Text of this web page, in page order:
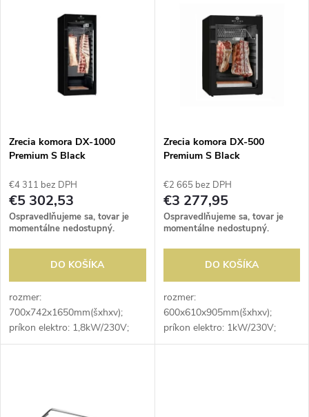
e
p
r
o
d
u
s
p
r
o
d
u
k
Zrecia komora DX-1000
Premium S Black
€4 311 bez DPH
€5 302,53
Ospravedlňujeme sa, tovar je
momentálne nedostupný.
DO KOŠÍKA
rozmer:
700x742x1650mm(šxhxv);
príkon elektro: 1,8kW/230V;
objem: 435 l; maximálne
Zrecia komora DX-500
Premium S Black
€2 665 bez DPH
€3 277,95
Ospravedlňujeme sa, tovar je
momentálne nedostupný.
DO KOŠÍKA
rozmer:
600x610x905mm(šxhxv);
príkon elektro: 1kW/230V;
objem: 134 l; max. kapacita: